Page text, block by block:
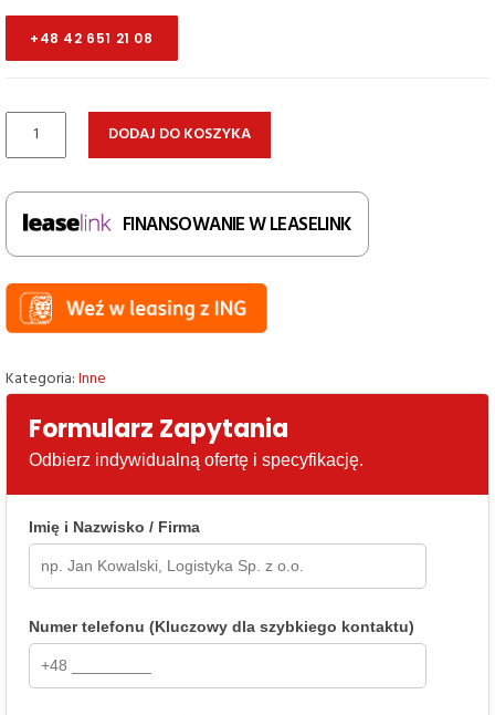
+48 42 651 21 08
ilość
3000kg,
blat
1300x800mm
DODAJ DO KOSZYKA
FINANSOWANIE W LEASELINK
Kategoria:Inne
Formularz Zapytania
Odbierz indywidualną ofertę i specyfikację.
Imię i Nazwisko / Firma
Numer telefonu (Kluczowy dla szybkiego kontaktu)